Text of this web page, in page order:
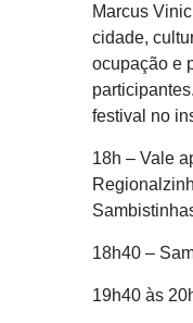
Marcus
cidade,
ocupação e
festival no
18h – Vale
18h40 –
19h40 às